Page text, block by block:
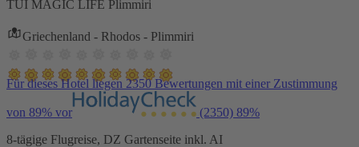
TUI MAGIC LIFE Plimmiri
Griechenland - Rhodos - Plimmiri
Für dieses Hotel liegen 2350 Bewertungen mit einer Zustimmung
von 89% vor (2350) 89%
8-tägige Flugreise, DZ Gartenseite inkl. AI